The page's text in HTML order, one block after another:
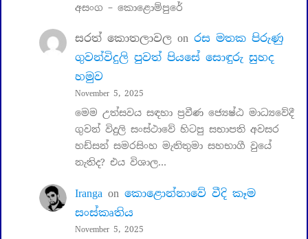
අසංග – කොළොම්පුරේ
සරත් කොතලාවල on රස මතක පිරුණු
ගුවන්විදුලි පුවත් පියසේ සොඳුරු සුහද
හමුව
November 5, 2025
මෙම උත්සවය සඳහා ප්‍රවීණ ජ්‍යෙෂ්ඨ මාධ්‍යවේදී
ගුවන් විදුලි සංස්ථාවේ හිටපු සභාපති අවසර
හඩ්සන් සමරසිංහ මැතිතුමා සහභාගී වුයේ
නැතිද? එය විශාල…
Iranga on කොළොන්නාවේ වීදි කෑම
සංස්කෘතිය
November 5, 2025